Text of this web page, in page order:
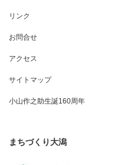
リンク
お問合せ
アクセス
サイトマップ
小山作之助生誕160周年
まちづくり大潟